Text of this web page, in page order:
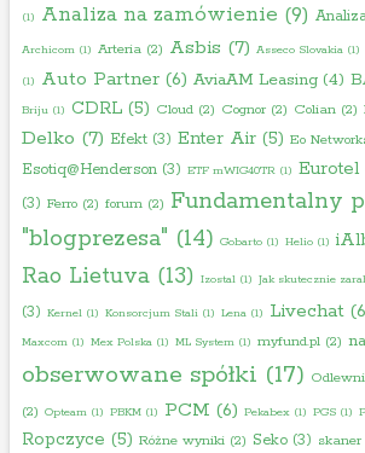
(1) Analiza na zamówienie (9)
Archicom(1) Arteria(2) Asbis (7) Asseco Slovakia(1)
(1) Auto Partner(6) AviaAM Leasing(4)
Briju(1) CDRL(5) Cloud(2) Cognor(2) Colian(2)
Delko (7) Efekt(3) Enter Air(5) Eo
Esotiq@Henderson(3) ETF mWIG40TR(1) Eurotel
(3) Ferro(2) forum(2) Fundamentalny
"blogprezesa" (14) Gobarto(1) Helio(1)
Rao Lietuva(13) Izostal(1) Jak skutecznie
(3) Kernel(1) Konsorcjum Stali(1) Lena(1) Livechat
Maxcom(1) Mex Polska(1) ML System(1) myfund.pl(2)
obserwowane spółki (17)
(2) Opteam(1) PBKM(1) PCM (6) Pekabex(1) PGS(1)
Ropczyce (5) Różne wyniki(2) Seko(3) skaner